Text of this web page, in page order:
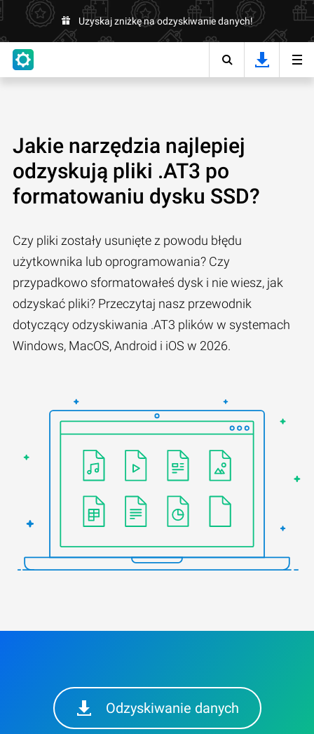
Uzyskaj zniżkę na odzyskiwanie danych!
Jakie narzędzia najlepiej
odzyskują pliki .AT3 po
formatowaniu dysku SSD?
Czy pliki zostały usunięte z powodu błędu
użytkownika lub oprogramowania? Czy
przypadkowo sformatowałeś dysk i nie wiesz, jak
odzyskać pliki? Przeczytaj nasz przewodnik
dotyczący odzyskiwania .AT3 plików w systemach
Windows, MacOS, Android i iOS w 2026.
Odzyskiwanie danych